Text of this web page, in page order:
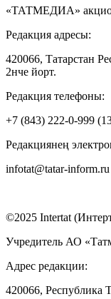
«ТАТМЕДИА»
Редакция адресы:
420066, Татарстан
2нче йорт.
Редакция телефоны:
+7 (843) 222-0-999
Редакциянең
infotat@tatar-inform.ru
©2025 Intertat
Учредитель АО
Адрес редакции:
420066, Республика